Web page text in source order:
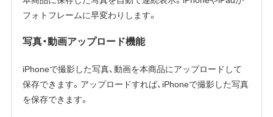
フォトフレームに早変わりします。
写真・動画アップロード機能
iPhoneで撮影した写真、動画を本商品にアップロードして
保存できます。アップロードすれば、iPhoneで撮影した写真
を保存できます。